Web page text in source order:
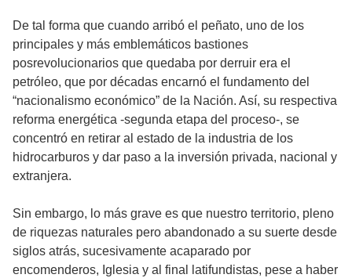
De tal forma que cuando arribó el peñato, uno de los
principales y más emblemáticos bastiones
posrevolucionarios que quedaba por derruir era el
petróleo, que por décadas encarnó el fundamento del
“nacionalismo económico” de la Nación. Así, su respectiva
reforma energética -segunda etapa del proceso-, se
concentró en retirar al estado de la industria de los
hidrocarburos y dar paso a la inversión privada, nacional y
extranjera.
Sin embargo, lo más grave es que nuestro territorio, pleno
de riquezas naturales pero abandonado a su suerte desde
siglos atrás, sucesivamente acaparado por
encomenderos, Iglesia y al final latifundistas, pese a haber